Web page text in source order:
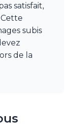
satisfait,
subis
de la